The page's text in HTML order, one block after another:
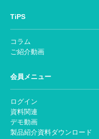
TiPS
コラム
ご紹介動画
会員メニュー
ログイン
資料関連
デモ動画
製品紹介資料ダウンロード